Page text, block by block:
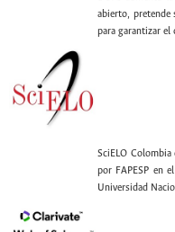
abierto, pretende
para garantizar el
SciELO
por FAPESP en
Universidad